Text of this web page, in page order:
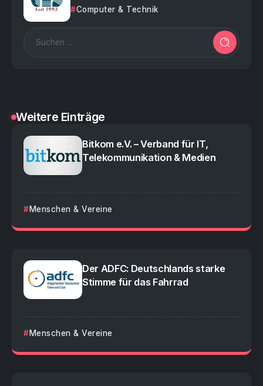
Computer & Technik
Weitere Einträge
Bitkom e.V. – Verband für IT,
Telekommunikation & Medien
Menschen & Vereine
Der ADFC: Deutschlands starke
Stimme für das Fahrrad
Menschen & Vereine